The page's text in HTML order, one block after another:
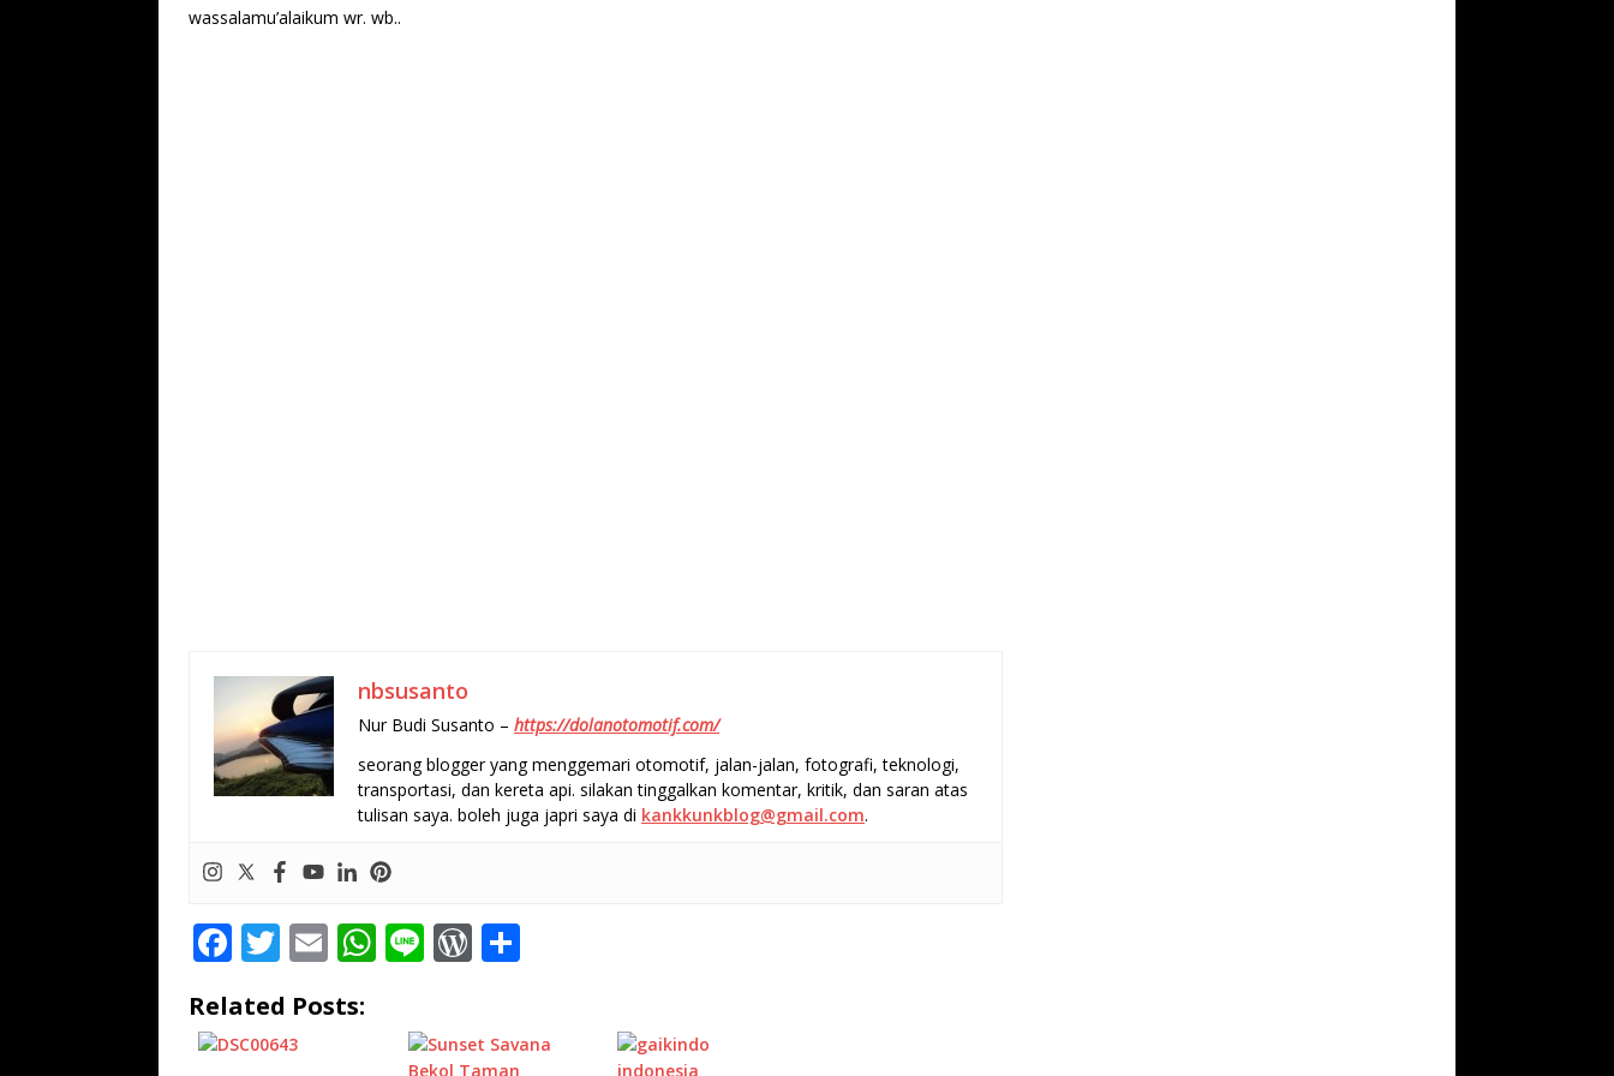
wassalamu’alaikum wr. wb..
nbsusanto
Nur Budi Susanto – https://dolanotomotif.com/
seorang blogger yang menggemari otomotif, jalan-jalan, fotografi, teknologi,
transportasi, dan kereta api. silakan tinggalkan komentar, kritik, dan saran atas
tulisan saya. boleh juga japri saya di kankkunkblog@gmail.com.
F
c
e
T
it
te
E
ai
W
at
Li W
d e
Related Posts: